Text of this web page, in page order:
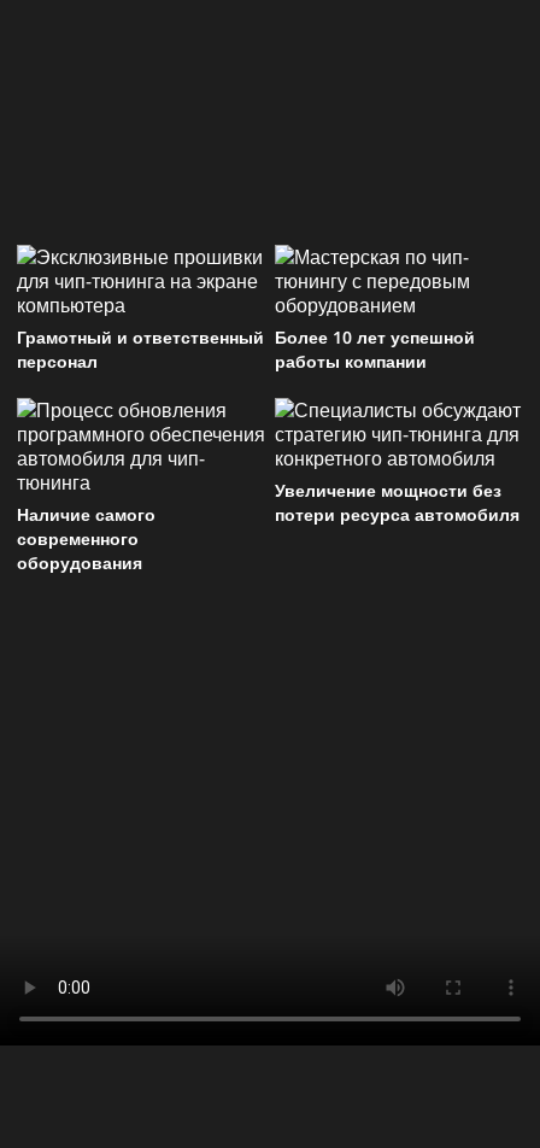
Грамотный и ответственный
персонал
Более 10 лет успешной
работы компании
Наличие самого
современного
оборудования
Увеличение мощности без
потери ресурса автомобиля